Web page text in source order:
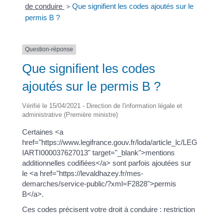
de conduire > Que signifient les codes ajoutés sur le
permis B ?
Question-réponse
Que signifient les codes
ajoutés sur le permis B ?
Vérifié le 15/04/2021 - Direction de l'information légale et
administrative (Première ministre)
Certaines <a
href="https://www.legifrance.gouv.fr/loda/article_lc/LEG
IARTI000037627013" target="_blank">mentions
additionnelles codifiées</a> sont parfois ajoutées sur
le <a href="https://levaldhazey.fr/mes-
demarches/service-public/?xml=F2828">permis
B</a>.
Ces codes précisent votre droit à conduire : restriction